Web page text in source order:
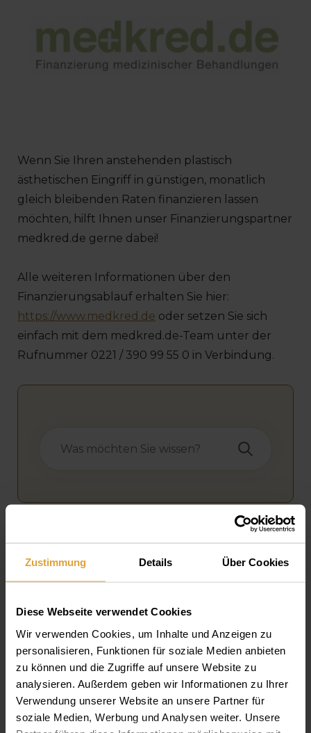
Zustimmung Details Über Cookies
Diese Webseite verwendet Cookies
Wir verwenden Cookies, um Inhalte und Anzeigen zu
personalisieren, Funktionen für soziale Medien anbieten
zu können und die Zugriffe auf unsere Website zu
analysieren. Außerdem geben wir Informationen zu Ihrer
Verwendung unserer Website an unsere Partner für
soziale Medien, Werbung und Analysen weiter. Unsere
Wenn Sie Ihren anstehenden plastisch
ästhetischen Eingriff in günstigen, monatlich
gleich bleibenden Raten finanzieren lassen
möchten, hilft Ihnen unser Finanzierungspartner
medkred.de gerne dabei!
Alle weiteren Informationen über den
Finanzierungsablauf erhalten Sie hier:
https://www.medkred.de oder setzen Sie sich
einfach mit dem medkred.de-Team unter der
Rufnummer 0221 / 390 99 55 0 in Verbindung.
Letzte Änderung:11. Januar 2023
Preise – Zahnersatz Kosten
Ihr GRATIS Angebot